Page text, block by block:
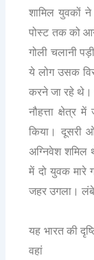
शामिल युवकों
पोस्ट तक को
गोली चलानी
ये लोग उसक
करने जा रहे थे।
नौहत्ता क्षेत्र
किया। दूसरी
अग्निवेश शमिल
में दो युवक मारे
जहर उगला।
यह भारत की
वहां